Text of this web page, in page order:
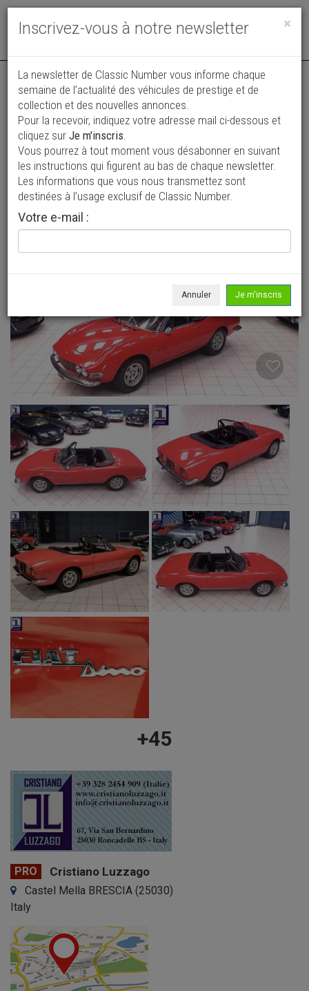
Toggle
Annonce publiée le 07/07/2026 ( il y a 31 jours )
Fiat Dino SPIDER 2000 1968
119 000 €
1968 Cabriolet / roadster 69 000 km
+45
PRO Cristiano Luzzago
Castel Mella BRESCIA (25030)
Italy
×
Inscrivez-vous à notre newsletter
La newsletter de Classic Number vous informe chaque
semaine de l’actualité des véhicules de prestige et de
collection et des nouvelles annonces.
Pour la recevoir, indiquez votre adresse mail ci-dessous et
cliquez sur Je m'inscris.
Vous pourrez à tout moment vous désabonner en suivant
les instructions qui figurent au bas de chaque newsletter.
Les informations que vous nous transmettez sont
destinées à l’usage exclusif de Classic Number.
Votre e-mail :
Annuler Je m'inscris